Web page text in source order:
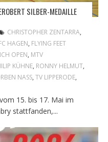
SILBER-MEDAILLE
CHRISTOPHER ZENTARRA,
HAGEN, FLYING FEET
OPEN, MTV
KÜHNE, RONNY HELMUT,
NASS, TV LIPPERODE,
15. bis 17. Mai im
stattfanden,...